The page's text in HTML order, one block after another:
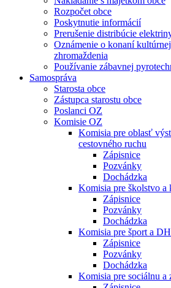
Rozpočet obce
Poskytnutie informácií
Prerušenie distribúcie
Oznámenie o konaní
zhromaždenia
Používanie zábavnej
Samospráva
Starosta obce
Zástupca starostu obce
Poslanci OZ
Komisie OZ
Komisia pre oblasť
cestovného ruchu
Zápisnice
Pozvánky
Dochádzka
Komisia pre školstvo a
Zápisnice
Pozvánky
Dochádzka
Komisia pre šport a
Zápisnice
Pozvánky
Dochádzka
Komisia pre sociálnu a